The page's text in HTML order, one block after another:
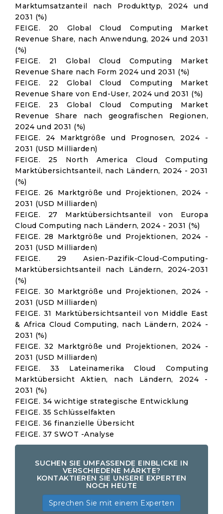
Marktumsatzanteil nach Produkttyp, 2024 und
2031 (%)
FEIGE. 20 Global Cloud Computing Market
Revenue Share, nach Anwendung, 2024 und 2031
(%)
FEIGE. 21 Global Cloud Computing Market
Revenue Share nach Form 2024 und 2031 (%)
FEIGE. 22 Global Cloud Computing Market
Revenue Share von End-User, 2024 und 2031 (%)
FEIGE. 23 Global Cloud Computing Market
Revenue Share nach geografischen Regionen,
2024 und 2031 (%)
FEIGE. 24 Marktgröße und Prognosen, 2024 -
2031 (USD Milliarden)
FEIGE. 25 North America Cloud Computing
Marktübersichtsanteil, nach Ländern, 2024 - 2031
(%)
FEIGE. 26 Marktgröße und Projektionen, 2024 -
2031 (USD Milliarden)
FEIGE. 27 Marktübersichtsanteil von Europa
Cloud Computing nach Ländern, 2024 - 2031 (%)
FEIGE. 28 Marktgröße und Projektionen, 2024 -
2031 (USD Milliarden)
FEIGE. 29 Asien-Pazifik-Cloud-Computing-
Marktübersichtsanteil nach Ländern, 2024-2031
(%)
FEIGE. 30 Marktgröße und Projektionen, 2024 -
2031 (USD Milliarden)
FEIGE. 31 Marktübersichtsanteil von Middle East
& Africa Cloud Computing, nach Ländern, 2024 -
2031 (%)
FEIGE. 32 Marktgröße und Projektionen, 2024 -
2031 (USD Milliarden)
FEIGE. 33 Lateinamerika Cloud Computing
Marktübersicht Aktien, nach Ländern, 2024 -
2031 (%)
FEIGE. 34 wichtige strategische Entwicklung
FEIGE. 35 Schlüsselfakten
FEIGE. 36 finanzielle Übersicht
FEIGE. 37 SWOT -Analyse
SUCHEN SIE UMFASSENDE EINBLICKE IN
VERSCHIEDENE MÄRKTE?
KONTAKTIEREN SIE UNSERE EXPERTEN
NOCH HEUTE
Sprechen Sie mit einem Experten